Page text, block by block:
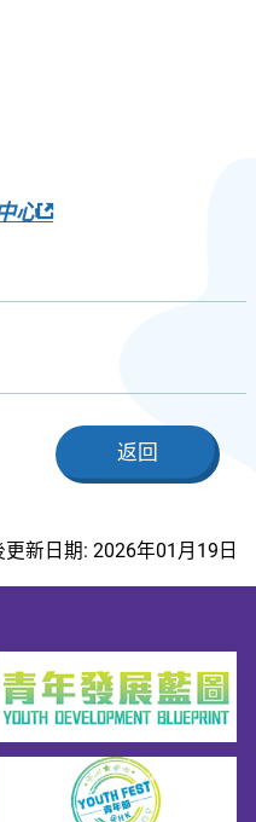
心
返回
更新日期: 2026年01月19日